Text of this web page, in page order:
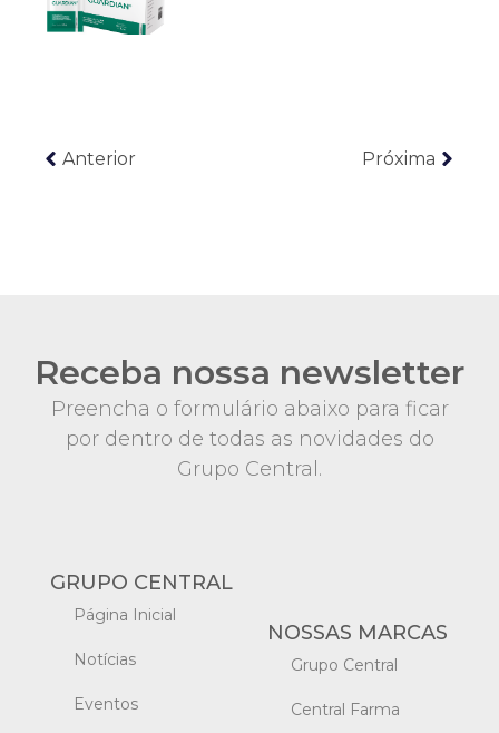
Anterior Próxima
Receba nossa newsletter
Preencha o formulário abaixo para ficar
por dentro de todas as novidades do
Grupo Central.
GRUPO CENTRAL
Página Inicial
Notícias
Eventos
NOSSAS MARCAS
Grupo Central
Central Farma